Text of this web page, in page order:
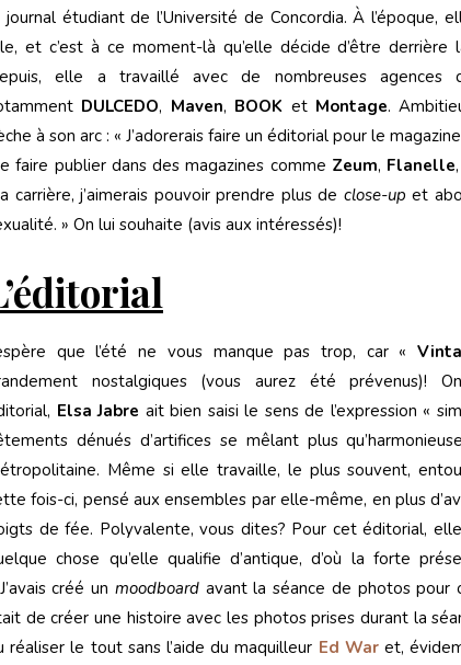
journal étudiant de l’Université de Concordia. À l’époque,
et c’est à ce moment-là qu’elle décide d’être
elle a travaillé avec de nombreuses agences
DULCEDO, Maven, BOOK et Montage.
à son arc : « J’adorerais faire un éditorial pour le magazine
faire publier dans des magazines comme Zeum, Flanelle,
carrière, j’aimerais pouvoir prendre plus de close-up et
» On lui souhaite (avis aux intéressés)!
que l’été ne vous manque pas trop, car «
nostalgiques (vous aurez été prévenus)!
Elsa Jabre ait bien saisi le sens de l’expression «
dénués d’artifices se mêlant plus
Même si elle travaille, le plus souvent,
fois-ci, pensé aux ensembles par elle-même, en plus
de fée. Polyvalente, vous dites? Pour cet éditorial,
chose qu’elle qualifie d’antique, d’où la forte
créé un moodboardavant la séance de photos pour
de créer une histoire avec les photos prises durant la
réaliser le tout sans l’aide du maquilleur Ed Waret,